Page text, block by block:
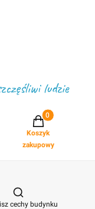
ludzie
Projekty w
Koszyk
zakupowy
Otwórz
cechy budynku